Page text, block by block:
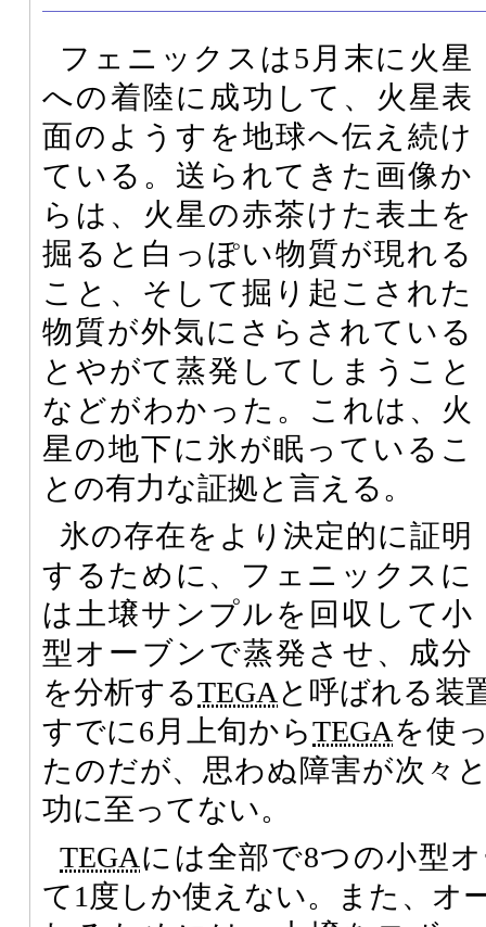
フェニックスは5月末に火星
への着陸に成功して、火星表
面のようすを地球へ伝え続け
ている。送られてきた画像か
らは、火星の赤茶けた表土を
掘ると白っぽい物質が現れる
こと、そして掘り起こされた
物質が外気にさらされている
とやがて蒸発してしまうこと
などがわかった。これは、火
星の地下に氷が眠っているこ
との有力な証拠と言える。
氷の存在をより決定的に証明
するために、フェニックスに
は土壌サンプルを回収して小
型オーブンで蒸発させ、成分
を分析するTEGA と呼ばれる装
すでに6月上旬からTEGAを使
たのだが、思わぬ障害が次々
功に至ってない。
TEGAには全部で8つの小型
て1度しか使えない。また、オ